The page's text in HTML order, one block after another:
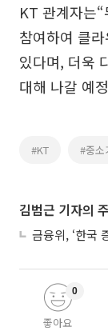
KT 관계자는
참여하여 클
있다며, 더욱
대해 나갈 예
#KT #중소
김범근 기자의
좋아요
0